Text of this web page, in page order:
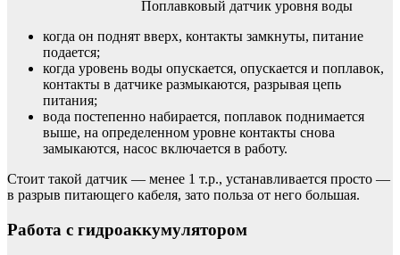
Поплавковый датчик уровня воды
когда он поднят вверх, контакты замкнуты, питание
подается;
когда уровень воды опускается, опускается и поплавок,
контакты в датчике размыкаются, разрывая цепь
питания;
вода постепенно набирается, поплавок поднимается
выше, на определенном уровне контакты снова
замыкаются, насос включается в работу.
Стоит такой датчик — менее 1 т.р., устанавливается просто —
в разрыв питающего кабеля, зато польза от него большая.
Работа с гидроаккумулятором